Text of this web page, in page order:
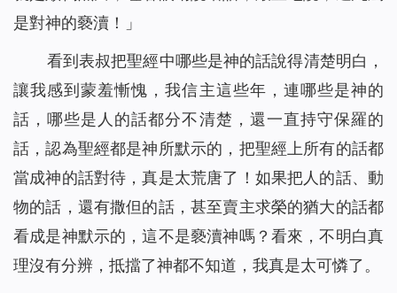
是對神的褻瀆！」
看到表叔把聖經中哪些是神的話說得清楚明白，
讓我感到蒙羞慚愧，我信主這些年，連哪些是神的
話，哪些是人的話都分不清楚，還一直持守保羅的
話，認為聖經都是神所默示的，把聖經上所有的話都
當成神的話對待，真是太荒唐了！如果把人的話、動
物的話，還有撒但的話，甚至賣主求榮的猶大的話都
看成是神默示的，這不是褻瀆神嗎？看來，不明白真
理沒有分辨，抵擋了神都不知道，我真是太可憐了。